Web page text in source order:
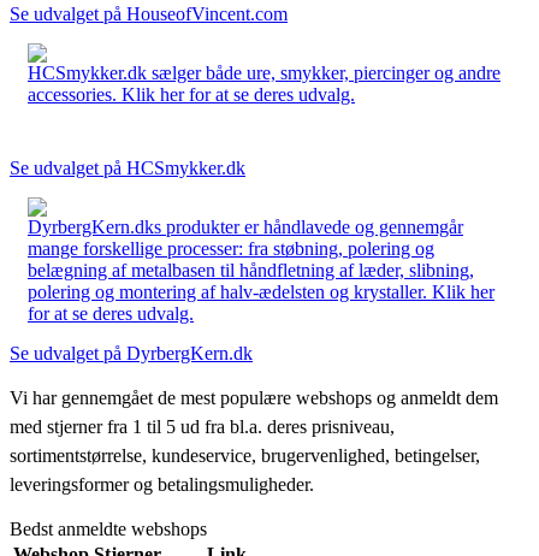
Se udvalget på HouseofVincent.com
HCSmykker.dk sælger både ure, smykker, piercinger og andre
accessories. Klik her for at se deres udvalg.
Se udvalget på HCSmykker.dk
DyrbergKern.dks produkter er håndlavede og gennemgår
mange forskellige processer: fra støbning, polering og
belægning af metalbasen til håndfletning af læder, slibning,
polering og montering af halv-ædelsten og krystaller. Klik her
for at se deres udvalg.
Se udvalget på DyrbergKern.dk
Vi har gennemgået de mest populære webshops og anmeldt dem
med stjerner fra 1 til 5 ud fra bl.a. deres prisniveau,
sortimentstørrelse, kundeservice, brugervenlighed, betingelser,
leveringsformer og betalingsmuligheder.
Bedst anmeldte webshops